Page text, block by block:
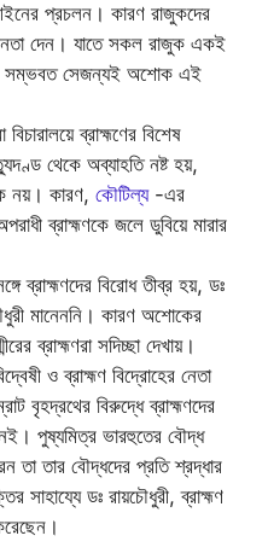
প্রচলন। কারণ রাজুকদের
দেন। যাতে সকল রাজুক একই
সম্ভবত সেজন্যই অশোক এই
ব্রাহ্মণের বিশেষ
থেকে অব্যাহতি নষ্ট হয়,
নয়। কারণ, কৌটিল্য-এর
ব্রাহ্মণকে জলে ডুবিয়ে মারার
ব্রাহ্মণদের বিরোধ তীব্র হয়, ডঃ
মানেননি। কারণ অশোকের
ব্রাহ্মণরা সদিচ্ছা দেখায়।
ও ব্রাহ্মণ বিদ্রোহের নেতা
বৃহদ্রথের বিরুদ্ধে ব্রাহ্মণদের
পুষ্যমিত্র ভারহুতের বৌদ্ধ
তা তার বৌদ্ধদের প্রতি শ্রদ্ধার
সাহায্যে ডঃ রায়চৌধুরী, ব্রাহ্মণ